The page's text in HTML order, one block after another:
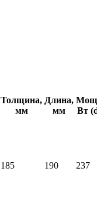
Толщина,
мм
Длина,
мм
Вт
185 190 237